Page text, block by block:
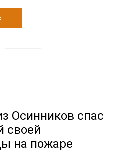
Осинников спас
своей
на пожаре